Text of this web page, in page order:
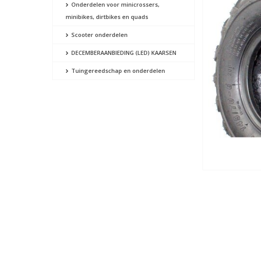
Onderdelen voor minicrossers,
minibikes, dirtbikes en quads
Scooter onderdelen
DECEMBERAANBIEDING (LED) KAARSEN
Tuingereedschap en onderdelen